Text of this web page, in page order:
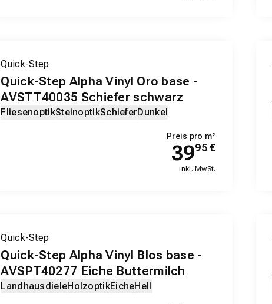
Quick-Step
Quick-Step Alpha Vinyl Oro base -
AVSTT40035 Schiefer schwarz
FliesenoptikSteinoptikSchieferDunkel
Preis pro m²
3995€
inkl. MwSt.
Quick-Step
Quick-Step Alpha Vinyl Blos base -
AVSPT40277 Eiche Buttermilch
LandhausdieleHolzoptikEicheHell